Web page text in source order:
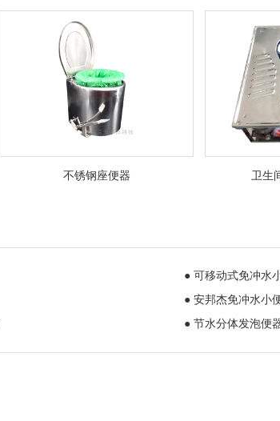
不锈钢座便器 卫生
● 可移动式免冲水
● 安邦杰免冲水小
● 节水分体发泡便